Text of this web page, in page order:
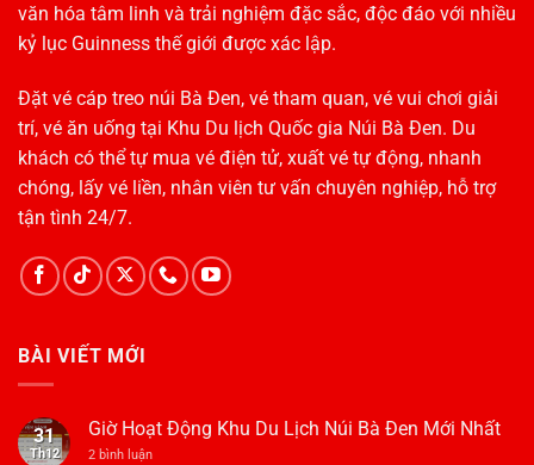
văn hóa tâm linh và trải nghiệm đặc sắc, độc đáo với nhiều
kỷ lục Guinness thế giới được xác lập.
Đặt vé cáp treo núi Bà Đen, vé tham quan, vé vui chơi giải
trí, vé ăn uống tại Khu Du lịch Quốc gia Núi Bà Đen. Du
khách có thể tự mua vé điện tử, xuất vé tự động, nhanh
chóng, lấy vé liền, nhân viên tư vấn chuyên nghiệp, hỗ trợ
tận tình 24/7.
BÀI VIẾT MỚI
31
Th12
Giờ Hoạt Động Khu Du Lịch Núi Bà Đen Mới Nhất
2 bình luậnở